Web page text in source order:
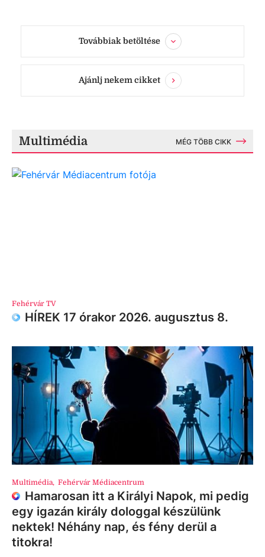
Továbbiak betöltése
Ajánlj nekem cikket
Multimédia MÉG TÖBB CIKK
Fehérvár TV
HÍREK 17 órakor 2026. augusztus 8.
Multimédia, Fehérvár Médiacentrum
Hamarosan itt a Királyi Napok, mi pedig
egy igazán király dologgal készülünk
nektek! Néhány nap, és fény derül a
titokra!